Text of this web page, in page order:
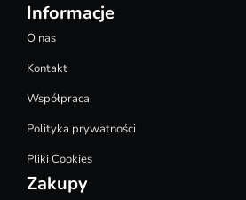
Informacje
O nas
Kontakt
Współpraca
Polityka prywatności
Pliki Cookies
Zakupy